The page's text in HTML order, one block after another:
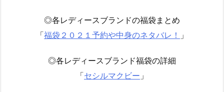
◎各レディースブランドの福袋まとめ
「福袋２０２１予約や中身のネタバレ！ 」
◎各レディースブランド福袋の詳細
「セシルマクビー 」